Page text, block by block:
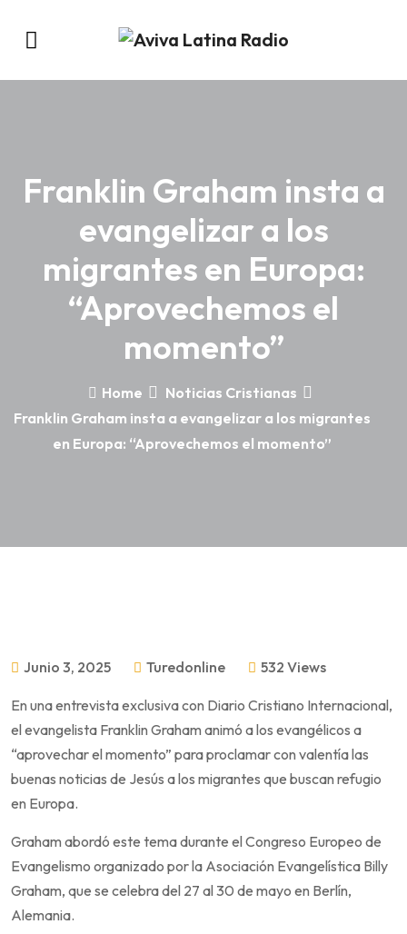
Franklin Graham insta a
evangelizar a los
migrantes en Europa:
“Aprovechemos el
momento”
Home
Noticias Cristianas
Franklin Graham insta a evangelizar a los migrantes
en Europa: “Aprovechemos el momento”
Junio 3, 2025 Turedonline 532 Views
En una entrevista exclusiva con Diario Cristiano Internacional,
el evangelista Franklin Graham animó a los evangélicos a
“aprovechar el momento” para proclamar con valentía las
buenas noticias de Jesús a los migrantes que buscan refugio
en Europa.
Graham abordó este tema durante el Congreso Europeo de
Evangelismo organizado por la Asociación Evangelística Billy
Graham, que se celebra del 27 al 30 de mayo en Berlín,
Alemania.